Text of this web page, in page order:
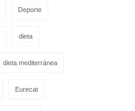
Deporte
dieta
dieta mediterránea
Eurecat